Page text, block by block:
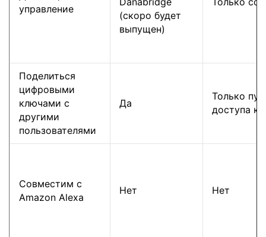
управление
(скоро будет
выпущен)
Поделиться
цифровыми
ключами с
другими
пользователями
Да
Только
доступа к
Совместим с
Amazon Alexa
Нет Нет